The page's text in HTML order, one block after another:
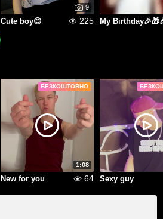
9
Cute boy😊 225
БЕЗКОШТОВНО
1:08
New for you 64 Sexy guy